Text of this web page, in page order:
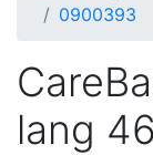
0900393
lang